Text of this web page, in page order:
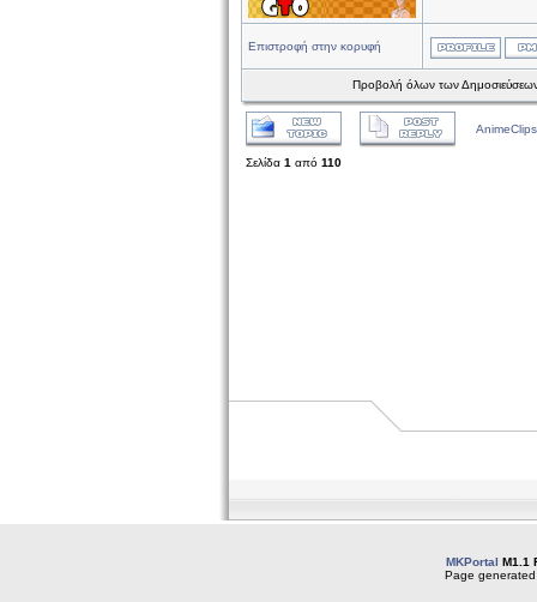
Επιστροφή στην κορυφή
Προβολή όλων των
Σελίδα 1 από 110
MKPortal M1.1
Page